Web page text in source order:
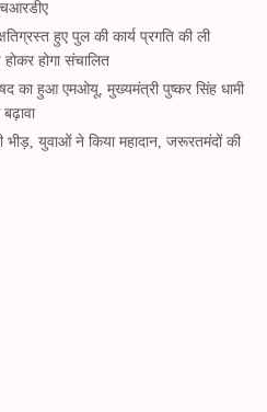
हुए पुल की कार्य प्रगति की ली
होगा संचालित
का हुआ एमओयू, मुख्यमंत्री पुष्कर सिंह धामी
भीड़, युवाओं ने किया महादान, जरूरतमंदों की